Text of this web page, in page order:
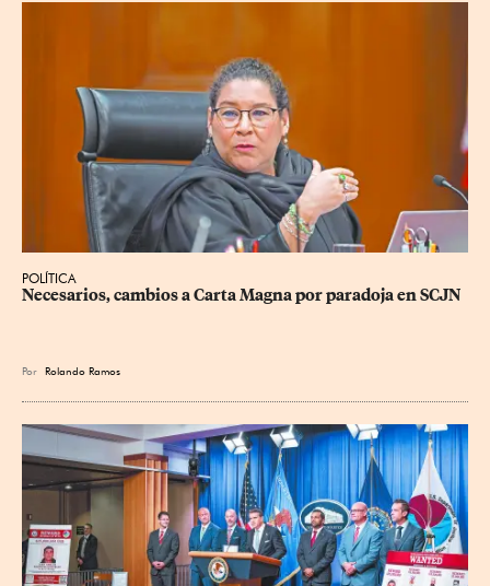
POLÍTICA
Necesarios, cambios a Carta Magna por paradoja en SCJN
Por Rolando Ramos